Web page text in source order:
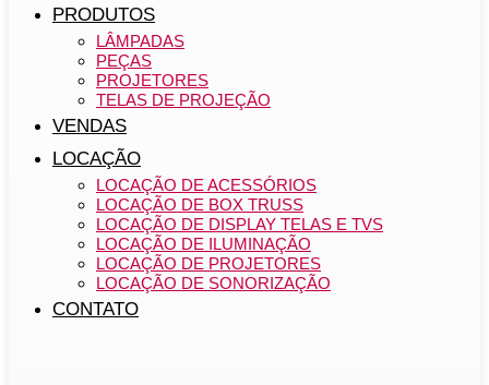
PRODUTOS
LÂMPADAS
PEÇAS
PROJETORES
TELAS DE PROJEÇÃO
VENDAS
LOCAÇÃO
LOCAÇÃO DE ACESSÓRIOS
LOCAÇÃO DE BOX TRUSS
LOCAÇÃO DE DISPLAY TELAS E TVS
LOCAÇÃO DE ILUMINAÇÃO
LOCAÇÃO DE PROJETORES
LOCAÇÃO DE SONORIZAÇÃO
CONTATO